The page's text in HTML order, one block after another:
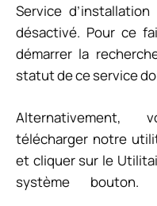
Service
désactivé. Pour ce
démarrer la
statut de ce service
Alternativement,
télécharger notre
et cliquer sur le
système bouton.